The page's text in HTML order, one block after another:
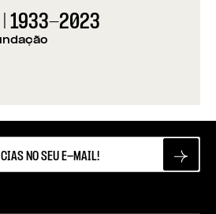
1933-2023
| 1933-2023